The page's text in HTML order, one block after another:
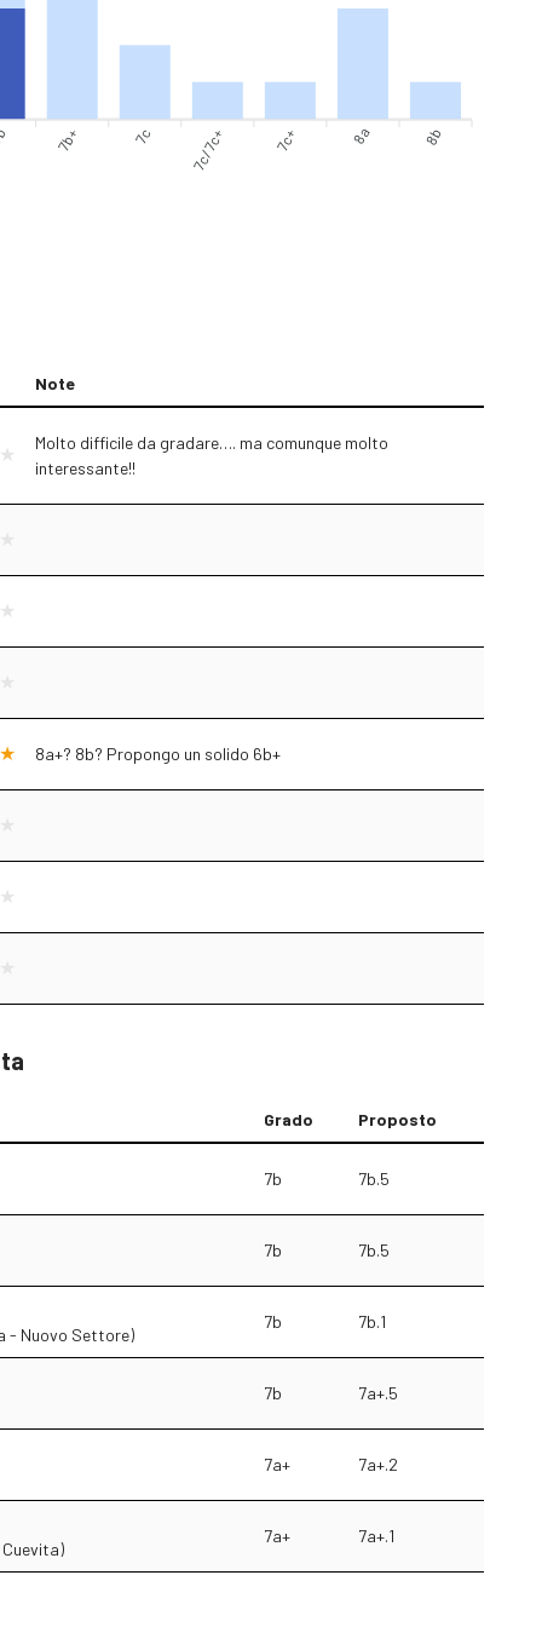
7b+ 7c 7c/7c+ 7c+ 8a 8b
Note
Molto difficile da gradare…. ma comunque molto
interessante!!
8a+? 8b? Propongo un solido 6b+
Grado Proposto
7b 7b.5
7b 7b.5
- Nuovo Settore)
7b 7b.1
7b 7a+.5
7a+ 7a+.2
7a+ 7a+.1